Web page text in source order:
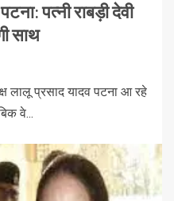
पत्नी राबड़ी देवी
साथ
लालू प्रसाद यादव पटना आ रहे
वे...